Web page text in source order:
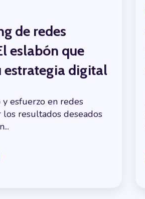
de redes
eslabón que
estrategia digital
esfuerzo en redes
los resultados deseados